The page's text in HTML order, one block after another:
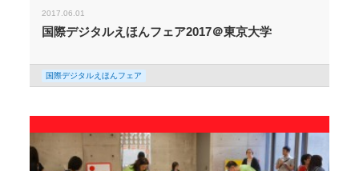
2017.06.01
国際デジタルえほんフェア2017＠東京大学
国際デジタルえほんフェア